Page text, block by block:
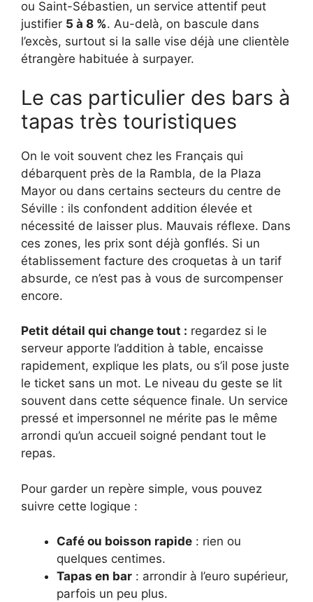
ou Saint-Sébastien, un service attentif peut
justifier 5 à 8 %. Au-delà, on bascule dans
l’excès, surtout si la salle vise déjà une clientèle
étrangère habituée à surpayer.
Le cas particulier des bars à
tapas très touristiques
On le voit souvent chez les Français qui
débarquent près de la Rambla, de la Plaza
Mayor ou dans certains secteurs du centre de
Séville : ils confondent addition élevée et
nécessité de laisser plus. Mauvais réflexe. Dans
ces zones, les prix sont déjà gonflés. Si un
établissement facture des croquetas à un tarif
absurde, ce n’est pas à vous de surcompenser
encore.
Petit détail qui change tout : regardez si le
serveur apporte l’addition à table, encaisse
rapidement, explique les plats, ou s’il pose juste
le ticket sans un mot. Le niveau du geste se lit
souvent dans cette séquence finale. Un service
pressé et impersonnel ne mérite pas le même
arrondi qu’un accueil soigné pendant tout le
repas.
Pour garder un repère simple, vous pouvez
suivre cette logique :
Café ou boisson rapide : rien ou
quelques centimes.
Tapas en bar : arrondir à l’euro supérieur,
parfois un peu plus.